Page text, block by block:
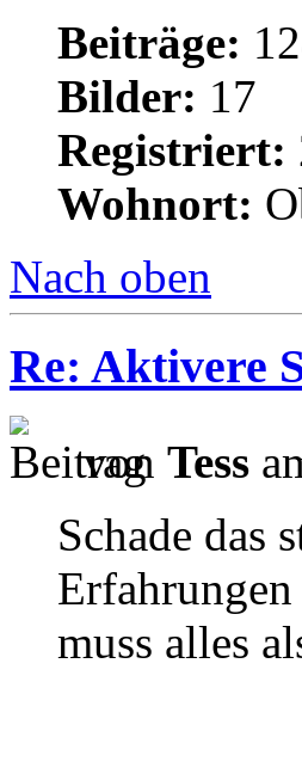
Beiträge:
Bilder: 17
Registriert:
Wohnort:
Nach oben
Re: Aktivere
von Tess
Schade das
muss alles